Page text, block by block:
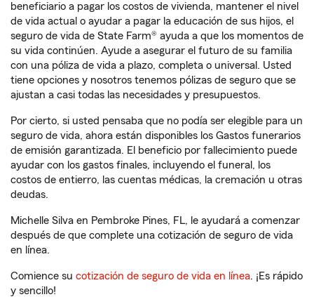
beneficiario a pagar los costos de vivienda, mantener el nivel
de vida actual o ayudar a pagar la educación de sus hijos, el
seguro de vida de State Farm® ayuda a que los momentos de
su vida continúen. Ayude a asegurar el futuro de su familia
con una póliza de vida a plazo, completa o universal. Usted
tiene opciones y nosotros tenemos pólizas de seguro que se
ajustan a casi todas las necesidades y presupuestos.
Por cierto, si usted pensaba que no podía ser elegible para un
seguro de vida, ahora están disponibles los Gastos funerarios
de emisión garantizada. El beneficio por fallecimiento puede
ayudar con los gastos finales, incluyendo el funeral, los
costos de entierro, las cuentas médicas, la cremación u otras
deudas.
Michelle Silva en Pembroke Pines, FL, le ayudará a comenzar
después de que complete una cotización de seguro de vida
en línea.
Comience su cotización de seguro de vida en línea. ¡Es rápido
y sencillo!